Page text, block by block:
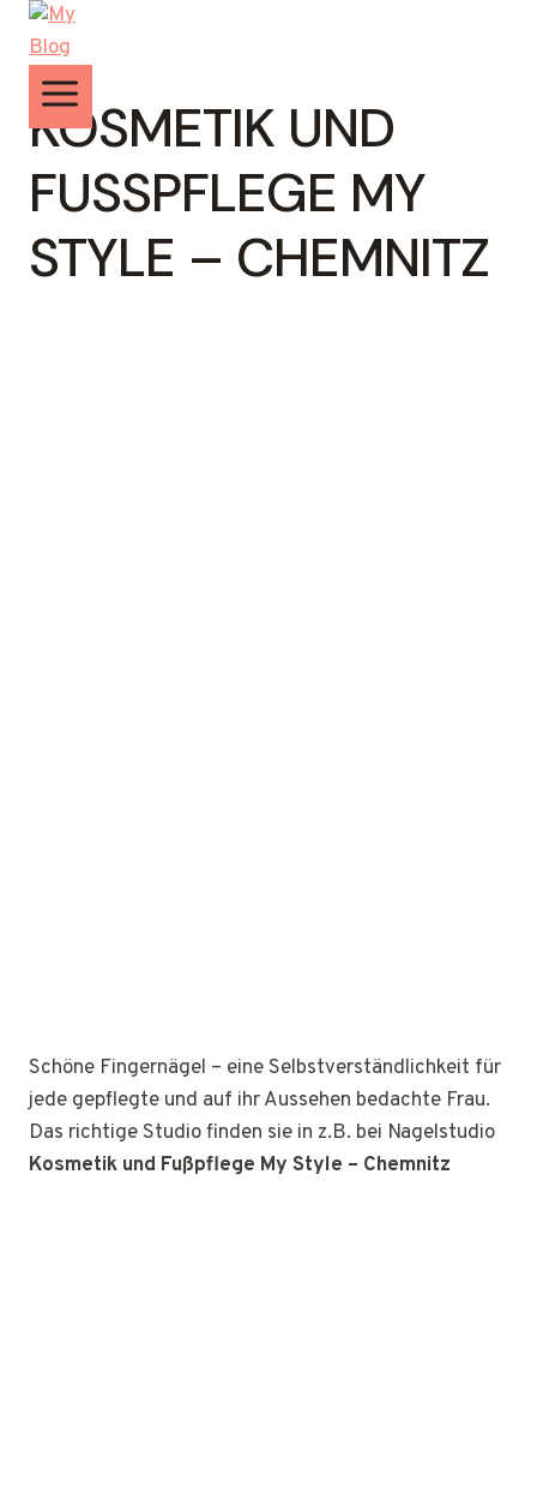
Zum
Inhalt
springen
KOSMETIK UND
FUSSPFLEGE MY S
TYLE – CHEMNITZ
Schöne Fingernägel – eine Selbstverständlichkeit für
jede gepflegte und auf ihr Aussehen bedachte Frau.
Das richtige Studio finden sie in z.B. bei Nagelstudio
Kosmetik und Fußpflege My Style – Chemnitz